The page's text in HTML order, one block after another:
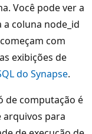
Você pode ver a
coluna node_id
com
exibições de
do Synapse.
de computação é
para